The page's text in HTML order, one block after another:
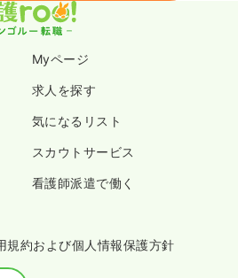
Myページ
求人を探す
気になるリスト
スカウトサービス
看護師派遣で働く
規約および個人情報保護方針